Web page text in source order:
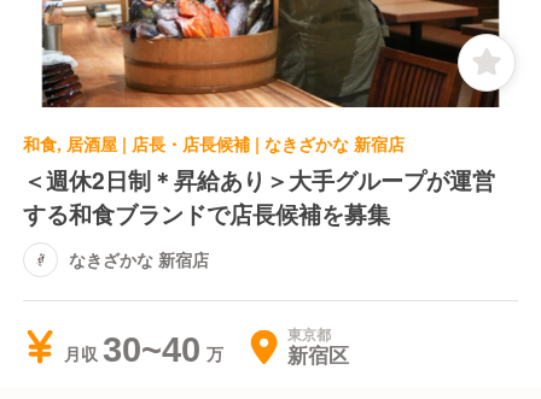
和食, 居酒屋 | 店長・店長候補 | なきざかな 新宿店
＜週休2日制＊昇給あり＞大手グループが運営
する和食ブランドで店長候補を募集
なきざかな 新宿店
月収 30~40 東京都
新宿区